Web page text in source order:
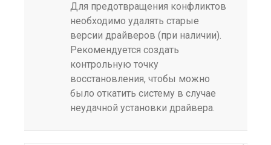
Для предотвращения конфликтов
необходимо удалять старые
версии драйверов (при наличии).
Рекомендуется создать
контрольную точку
восстановления, чтобы можно
было откатить систему в случае
неудачной установки драйвера.